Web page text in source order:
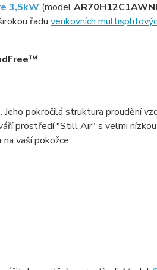
3,5kW(model
řadu venkovních
. Jeho pokročilá struktura proudění
prostředí "Still Air" s velmi
na vaší pokožce.